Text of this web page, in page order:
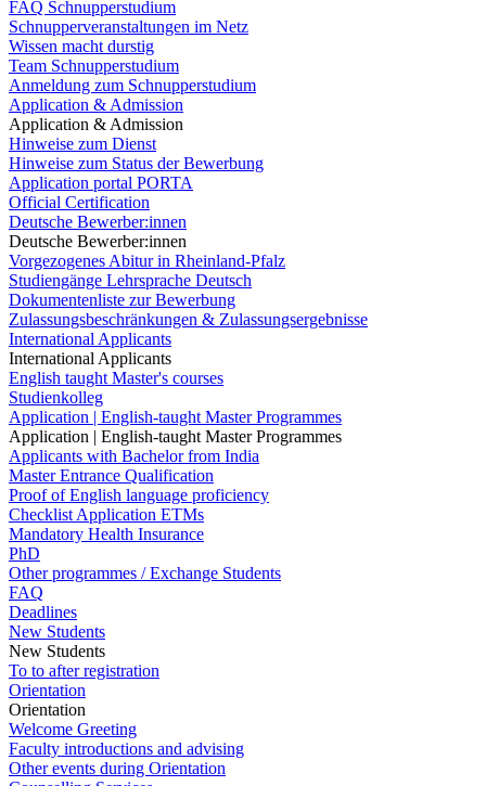
FAQ Schnupperstudium
Schnupperveranstaltungen im Netz
Wissen macht durstig
Team Schnupperstudium
Anmeldung zum Schnupperstudium
Application & Admission
Application & Admission
Hinweise zum Dienst
Hinweise zum Status der Bewerbung
Application portal PORTA
Official Certification
Deutsche Bewerber:innen
Deutsche Bewerber:innen
Vorgezogenes Abitur in Rheinland-Pfalz
Studiengänge Lehrsprache Deutsch
Dokumentenliste zur Bewerbung
Zulassungsbeschränkungen & Zulassungsergebnisse
International Applicants
International Applicants
English taught Master's courses
Studienkolleg
Application | English-taught Master Programmes
Application | English-taught Master Programmes
Applicants with Bachelor from India
Master Entrance Qualification
Proof of English language proficiency
Checklist Application ETMs
Mandatory Health Insurance
PhD
Other programmes / Exchange Students
FAQ
Deadlines
New Students
New Students
To to after registration
Orientation
Orientation
Welcome Greeting
Faculty introductions and advising
Other events during Orientation